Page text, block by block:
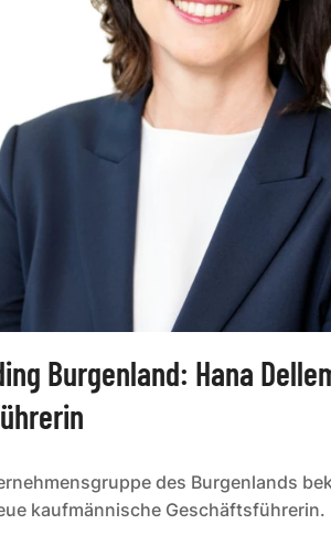
Burgenland: Hana
des Burgenlands
kaufmännische Geschäftsführerin.